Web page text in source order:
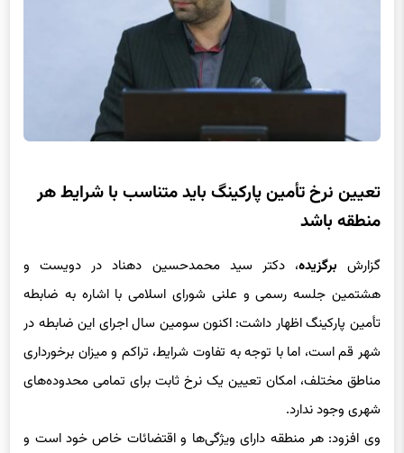
منطقه باشد
هشتمین جلسه رسمی و علنی شورای اسلامی با اشاره به ضابطه
تأمین پارکینگ اظهار داشت: اکنون سومین سال اجرای این ضابطه در
شهر قم است، اما با توجه به تفاوت شرایط، تراکم و میزان برخورداری
مناطق مختلف، امکان تعیین یک نرخ ثابت برای تمامی محدوده‌های
شهری وجود ندارد.
وی افزود: هر منطقه دارای ویژگی‌ها و اقتضائات خاص خود است و
ضروری است نحوه اعمال ضوابط و تعیین نرخ‌های مرتبط با تأمین